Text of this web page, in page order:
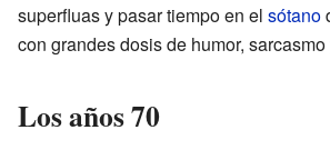
superfluas y pasar tiempo en el sótano
con grandes dosis de humor,
Los años 70